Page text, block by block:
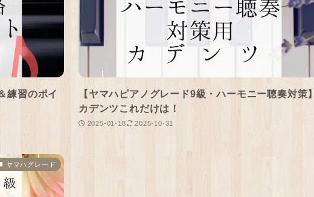
練習のポイ
【ヤマハピアノグレード9級・ハーモニー聴奏対策
カデンツこれだけは！
2025-01-18 2025-10-31
ヤマハグレード